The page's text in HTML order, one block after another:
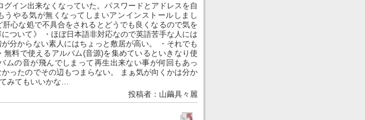
イン出来なくなっていた。パスワードとアドレスを自
やる気が無くなってしまいアンインストールしまし
心な処で不具合をされるとどうでも良くなるので気を
ついて》 ・ほぼ日本語非対応なので英語苦手な人には
分からない素人にはちょっと敷居が高い。 ・それでも
料で使えるアルバム(音源)を集めているといきなり使
ムの音が飛んでしまって再生出来ない事が何回もあっ
ったのでその辺もつまらない。 まぁ気が向くかは分か
みてもいいかな…
投稿者：山繭具々麗